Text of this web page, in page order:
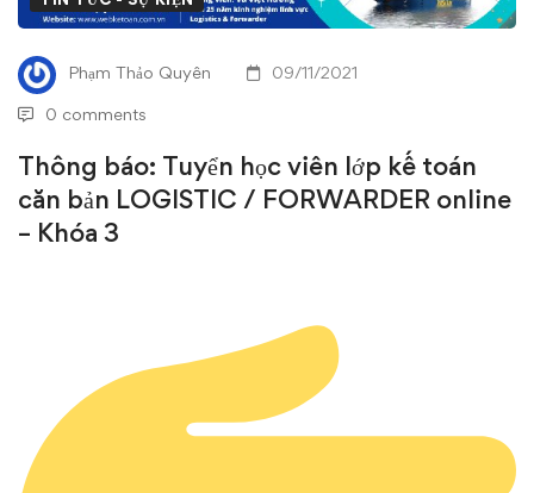
viên
lớp
kế
toán
căn
FORWARDER
Phạm Thảo Quyên 09/11/2021
0 comments
Thông báo: Tuyển học viên lớp kế toán
căn bản LOGISTIC / FORWARDER online
– Khóa 3